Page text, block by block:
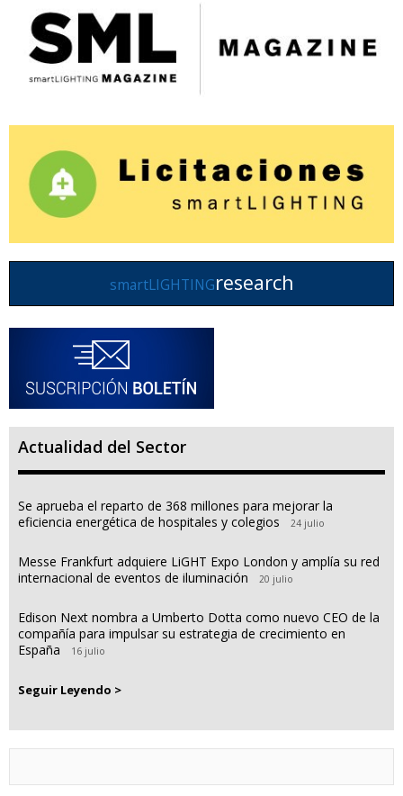
smartLIGHTINGresearch
Actualidad del Sector
Se aprueba el reparto de 368 millones para mejorar la
eficiencia energética de hospitales y colegios
24 julio
Messe Frankfurt adquiere LiGHT Expo London y amplía su red
internacional de eventos de iluminación
20 julio
Edison Next nombra a Umberto Dotta como nuevo CEO de la
compañía para impulsar su estrategia de crecimiento en
España
16 julio
Seguir Leyendo >